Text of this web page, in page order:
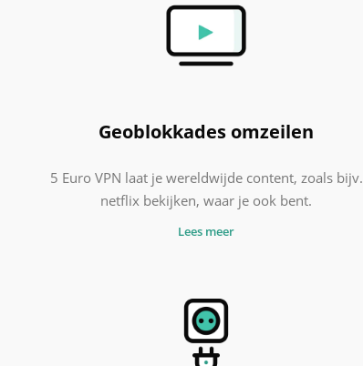
Geoblokkades omzeilen
5 Euro VPN laat je wereldwijde content, zoals bijv.
netflix bekijken, waar je ook bent.
Lees meer